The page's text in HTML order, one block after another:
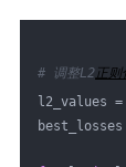
# 调整L2正则
l2_values =
best_losses